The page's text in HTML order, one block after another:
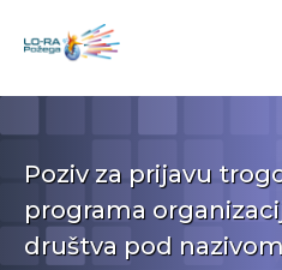
Poziv za prijavu
programa
društva pod